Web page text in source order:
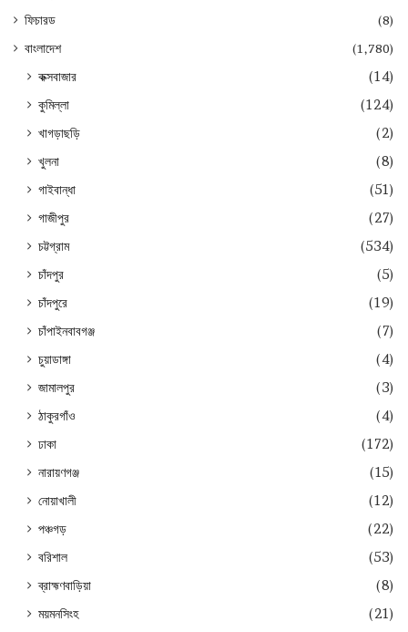
ফিচারড
(8)
বাংলাদেশ
(1,780)
কক্সবাজার
(14)
কুমিল্লা
(124)
খাগড়াছড়ি
(2)
খুলনা
(8)
গাইবান্ধা
(51)
গাজীপুর
(27)
চট্টগ্রাম
(534)
চাঁদপুর
(5)
চাঁদপুরে
(19)
চাঁপাইনবাবগঞ্জ
(7)
চুয়াডাঙ্গা
(4)
জামালপুর
(3)
ঠাকুরগাঁও
(4)
ঢাকা
(172)
নারায়ণগঞ্জ
(15)
নোয়াখালী
(12)
পঞ্চগড়
(22)
বরিশাল
(53)
ব্রাহ্মণবাড়িয়া
(8)
ময়মনসিংহ
(21)